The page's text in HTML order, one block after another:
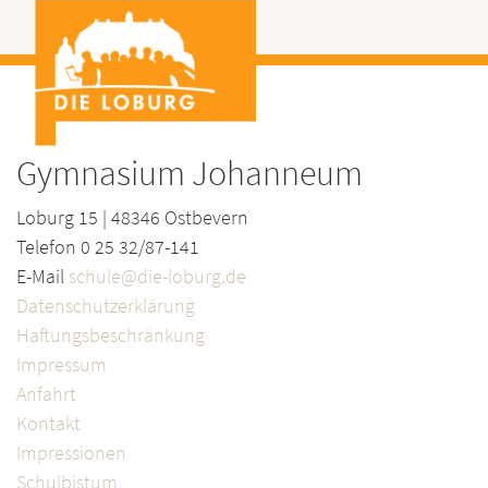
Gymnasium Johanneum
Loburg 15 | 48346 Ostbevern
Telefon 0 25 32/87-141
E-Mail schule@die-loburg.de
Datenschutzerklärung
Haftungsbeschränkung
Impressum
Anfahrt
Kontakt
Impressionen
Schulbistum